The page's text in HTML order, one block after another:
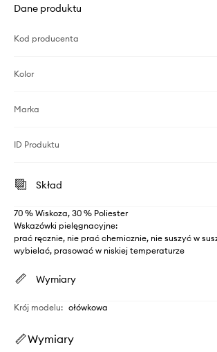
Dane produktu
Kod producenta
Kolor
Marka
ID Produktu
Skład
70 % Wiskoza, 30 % Poliester
Wskazówki pielęgnacyjne:
prać ręcznie, nie prać chemicznie, nie suszyć w
wybielać, prasować w niskiej temperaturze
Wymiary
Krój modelu: ołówkowa
Wymiary